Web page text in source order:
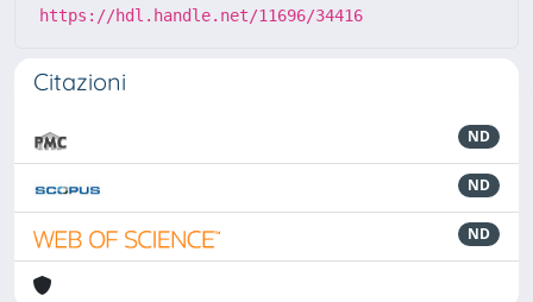
https://hdl.handle.net/11696/34416
Citazioni
ND
ND
ND